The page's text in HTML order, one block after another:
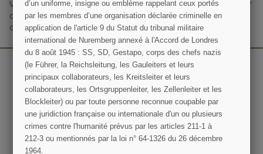
Vous pouvez vous désinscrire à tout moment. Vous trouverez pour
cela nos informations de contact dans les conditions d'utilisation
du site.
d’un uniforme, insigne ou emblème rappelant ceux portés
par les membres d’une organisation déclarée criminelle en
application de l'article 9 du Statut du tribunal militaire
international de Nuremberg annexé à l'Accord de Londres
du 8 août 1945 : SS, SD, Gestapo, corps des chefs nazis
(le Führer, la Reichsleitung, les Gauleiters et leurs
principaux collaborateurs, les Kreitsleiter et leurs
collaborateurs, les Ortsgruppenleiter, les Zellenleiter et les
Blockleiter) ou par toute personne reconnue coupable par
une juridiction française ou internationale d'un ou plusieurs
crimes contre l'humanité prévus par les articles 211-1 à
212-3 ou mentionnés par la loi n° 64-1326 du 26 décembre
1964.